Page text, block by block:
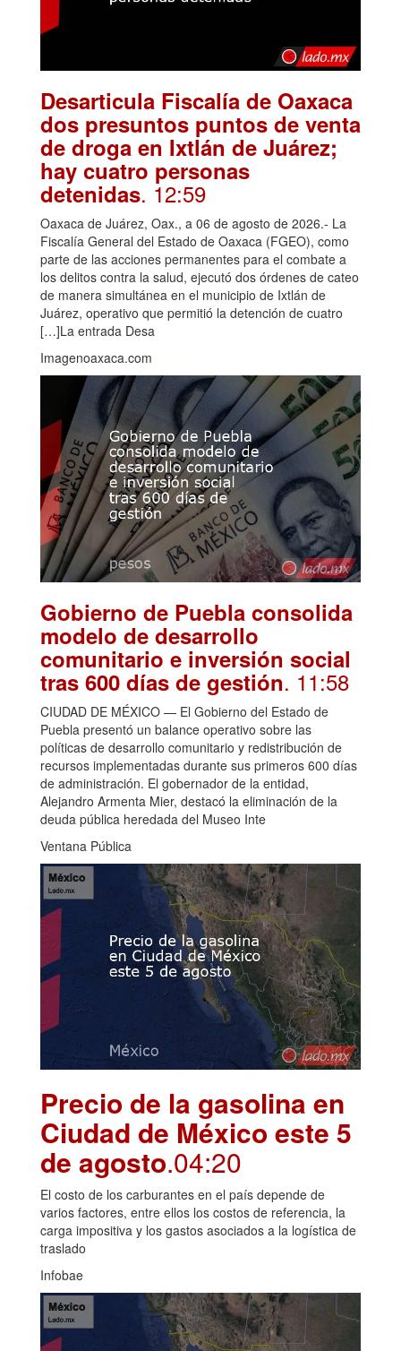
Desarticula Fiscalía de Oaxaca
dos presuntos puntos de venta
de droga en Ixtlán de Juárez;
hay cuatro personas
detenidas. 12:59
Oaxaca de Juárez, Oax., a 06 de agosto de 2026.- La
Fiscalía General del Estado de Oaxaca (FGEO), como
parte de las acciones permanentes para el combate a
los delitos contra la salud, ejecutó dos órdenes de cateo
de manera simultánea en el municipio de Ixtlán de
Juárez, operativo que permitió la detención de cuatro
[…]La entrada Desa
Imagenoaxaca.com
Gobierno de Puebla consolida
modelo de desarrollo
comunitario e inversión social
tras 600 días de gestión. 11:58
CIUDAD DE MÉXICO — El Gobierno del Estado de
Puebla presentó un balance operativo sobre las
políticas de desarrollo comunitario y redistribución de
recursos implementadas durante sus primeros 600 días
de administración. El gobernador de la entidad,
Alejandro Armenta Mier, destacó la eliminación de la
deuda pública heredada del Museo Inte
Ventana Pública
Precio de la gasolina en
Ciudad de México este 5
de agosto.04:20
El costo de los carburantes en el país depende de
varios factores, entre ellos los costos de referencia, la
carga impositiva y los gastos asociados a la logística de
traslado
Infobae